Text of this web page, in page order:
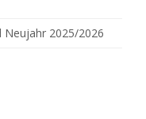
Neujahr 2025/2026